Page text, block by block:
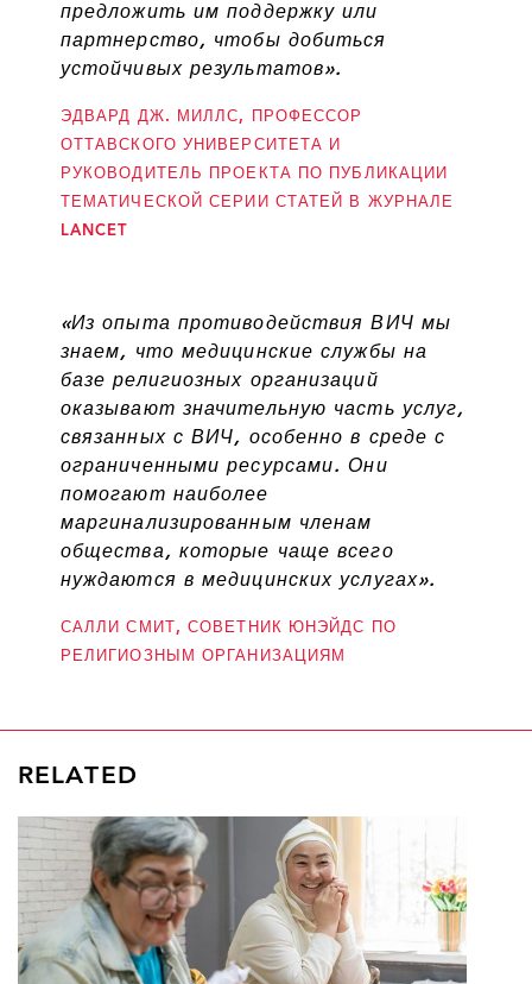
предложить им поддержку или
партнерство, чтобы добиться
устойчивых результатов».
ЭДВАРД ДЖ. МИЛЛС, ПРОФЕССОР
ОТТАВСКОГО УНИВЕРСИТЕТА И
РУКОВОДИТЕЛЬ ПРОЕКТА ПО ПУБЛИКАЦИИ
ТЕМАТИЧЕСКОЙ СЕРИИ СТАТЕЙ В ЖУРНАЛЕ
LANCET
«Из опыта противодействия ВИЧ мы
знаем, что медицинские службы на
базе религиозных организаций
оказывают значительную часть услуг,
связанных с ВИЧ, особенно в среде с
ограниченными ресурсами. Они
помогают наиболее
маргинализированным членам
общества, которые чаще всего
нуждаются в медицинских услугах».
САЛЛИ СМИТ, СОВЕТНИК ЮНЭЙДС ПО
РЕЛИГИОЗНЫМ ОРГАНИЗАЦИЯМ
RELATED